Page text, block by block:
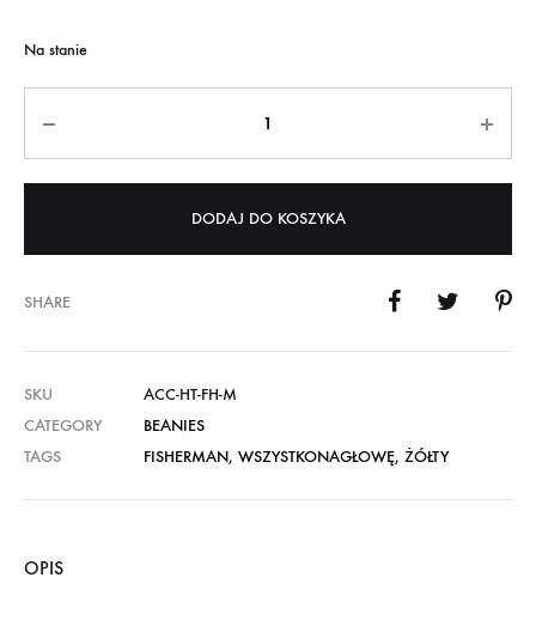
Na stanie
DODAJ DO KOSZYKA
SHARE
SKU
ACC-HT-FH-M
CATEGORY
BEANIES
TAGS
FISHERMAN, WSZYSTKONAGŁOWĘ, ŻÓŁTY
OPIS